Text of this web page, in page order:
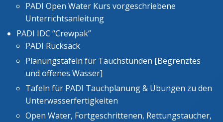
PADI Open Water Kurs vorgeschriebene
Unterrichtsanleitung
PADI IDC “Crewpak”
PADI Rucksack
Planungstafeln für Tauchstunden [Begrenztes
und offenes Wasser]
Tafeln für PADI Tauchplanung & Übungen zu den
Unterwasserfertigkeiten
Open Water, Fortgeschrittenen, Rettungstaucher,